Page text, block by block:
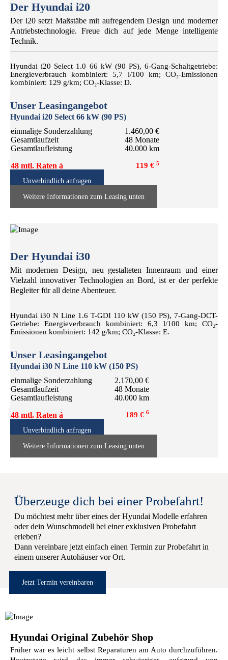
Der Hyundai i20
Der i20 setzt Maßstäbe mit aufregendem Design und moderner
Antriebstechnologie. Freue dich auf jede Menge intelligente
Technik.
Hyundai i20 Select 1.0 66 kW (90 PS), 6-Gang-Schaltgetriebe:
Energieverbrauch kombiniert: 5,7 l/100 km; CO₂-Emissionen
kombiniert: 129 g/km; CO₂-Klasse: D.
Unser Leasingangebot
Hyundai i20 Select 66 kW (90 PS)
einmalige Sonderzahlung
1.460,00 €
Gesamtlaufzeit
48 Monate
Gesamtlaufleistung
40.000 km
48 mtl. Raten á
119 € 5
Unverbindlich anfragen
Weitere Informationen zum Leasing unten
Der Hyundai i30
Mit modernen Design, neu gestalteten Innenraum und einer
Vielzahl innovativer Technologien an Bord, ist er der perfekte
Begleiter für all deine Abenteuer.
Hyundai i30 N Line 1.6 T-GDI 110 kW (150 PS), 7-Gang-DCT-
Getriebe: Energieverbrauch kombiniert: 6,3 l/100 km; CO₂-
Emissionen kombiniert: 142 g/km; CO₂-Klasse: E.
Unser Leasingangebot
Hyundai i30 N Line 110 kW (150 PS)
einmalige Sonderzahlung
2.170,00 €
Gesamtlaufzeit
48 Monate
Gesamtlaufleistung
40.000 km
48 mtl. Raten á
189 € 6
Unverbindlich anfragen
Weitere Informationen zum Leasing unten
Überzeuge dich bei einer Probefahrt!
Du möchtest mehr über eines der Hyundai Modelle erfahren
oder dein Wunschmodell bei einer exklusiven Probefahrt
erleben?
Dann vereinbare jetzt einfach einen Termin zur Probefahrt in
einem unserer Autohäuser vor Ort.
Jetzt Termin vereinbaren
Hyundai Original Zubehör Shop
Früher war es leicht selbst Reparaturen am Auto durchzuführen.